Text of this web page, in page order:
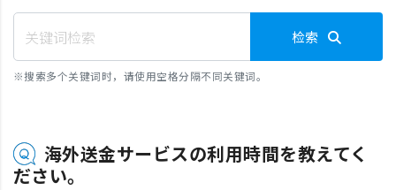
检索
※搜索多个关键词时，请使用空格分隔不同关键词。
海外送金サービスの利用時間を教えてく
ださい。